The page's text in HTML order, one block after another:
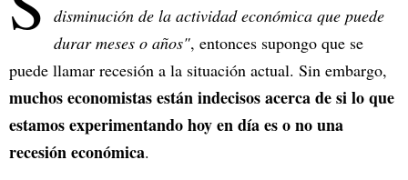
disminución de la actividad económica que puede
durar meses o años", entonces supongo que se
puede llamar recesión a la situación actual. Sin embargo,
muchos economistas están indecisos acerca de si lo que
estamos experimentando hoy en día es o no una
recesión económica.